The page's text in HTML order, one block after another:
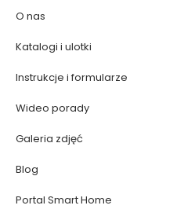
O nas
Katalogi i ulotki
Instrukcje i formularze
Wideo porady
Galeria zdjęć
Blog
Portal Smart Home